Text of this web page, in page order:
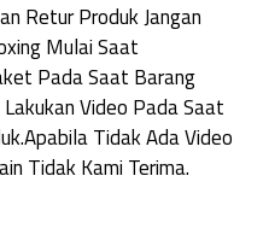
Retur Produk Jangan
Mulai Saat
Pada Saat Barang
Video Pada Saat
Tidak Ada Video
Tidak Kami Terima.